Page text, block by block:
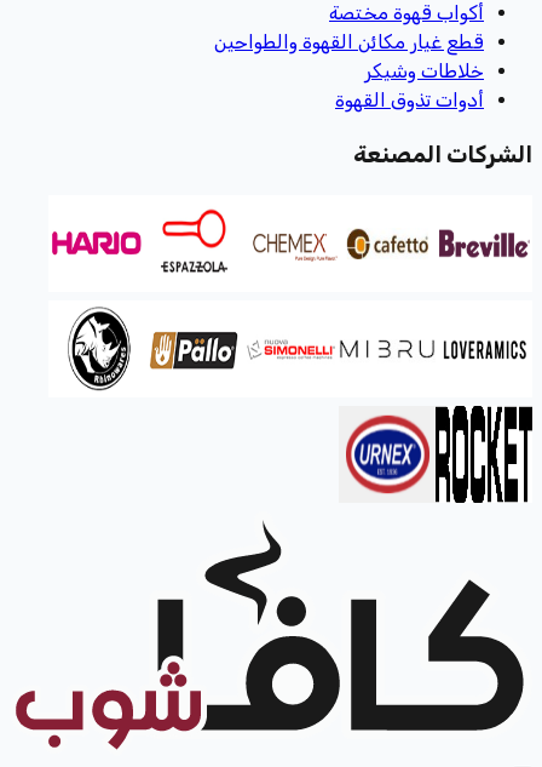
أكواب قهوة مختصة
قطع غيار مكائن القهوة والطواحين
خلاطات وشيكر
أدوات تذوق القهوة
الشركات المصنعة